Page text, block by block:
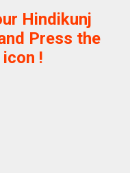
Hindikunj
Press the
!